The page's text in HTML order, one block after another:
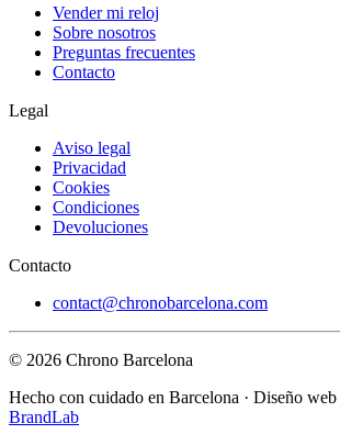
Vender mi reloj
Sobre nosotros
Preguntas frecuentes
Contacto
Legal
Aviso legal
Privacidad
Cookies
Condiciones
Devoluciones
Contacto
contact@chronobarcelona.com
© 2026 Chrono Barcelona
Hecho con cuidado en Barcelona · Diseño
BrandLab